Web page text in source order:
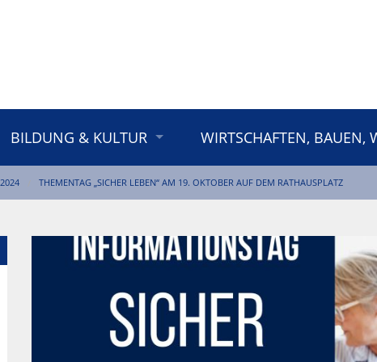
BILDUNG & KULTUR WIRTSCHAFTEN,
2024 THEMENTAG „SICHER LEBEN“ AM 19. OKTOBER AUF DEM RATHAUSPLATZ